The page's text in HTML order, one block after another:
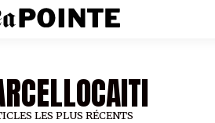
LES PLUS RÉCENTS